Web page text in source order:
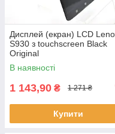
Дисплей (екран) LCD
S930 з touchscreen Black
Original
В наявності
1 143,90 ₴ 1 271 ₴
Купити